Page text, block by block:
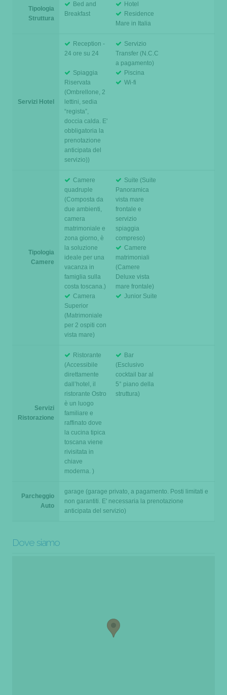
Tipologia
Struttura
Bed and
Breakfast
Hotel
Residence
Mare in Italia
Servizi Hotel
Reception -
24 ore su 24
Servizio
Transfer (N.C.C
a pagamento)
Spiaggia
Riservata
(Ombrellone, 2
lettini, sedia
“regista”,
doccia calda. E'
obbligatoria la
prenotazione
anticipata del
servizio))
Piscina
Wi-fi
Tipologia
Camere
Camere
quadruple
(Composta da
due ambienti,
camera
matrimoniale e
zona giorno, è
la soluzione
ideale per una
vacanza in
famiglia sulla
costa toscana.)
Suite (Suite
Panoramica
vista mare
frontale e
servizio
spiaggia
compreso)
Camere
matrimoniali
(Camere
Deluxe vista
mare frontale)
Camera
Superior
(Matrimoniale
per 2 ospiti con
vista mare)
Junior Suite
Servizi
Ristorazione
Ristorante
(Accessibile
direttamente
dall’hotel, il
ristorante Ostro
è un luogo
familiare e
raffinato dove
la cucina tipica
toscana viene
rivisitata in
chiave
moderna. )
Bar
(Esclusivo
cocktail bar al
5° piano della
struttura)
Parcheggio
Auto
garage (garage privato, a pagamento. Posti limitati e
non garantiti. E' necessaria la prenotazione
anticipata del servizio)
Dove siamo